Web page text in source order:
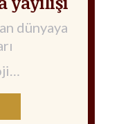
dünyaya